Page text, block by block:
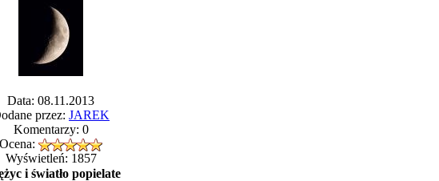
Data: 08.11.2013
przez: JAREK
Komentarzy: 0
Ocena:
Wyświetleń: 1857
i światło popielate